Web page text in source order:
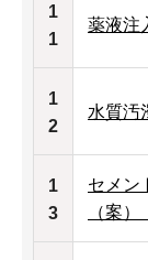
1
1
薬液注
1
2
水質汚
1
3
セメン
（案